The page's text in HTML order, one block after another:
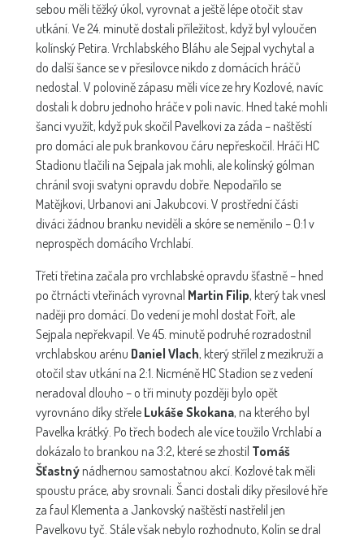
sebou měli těžký úkol, vyrovnat a ještě lépe otočit stav
utkání. Ve 24. minutě dostali příležitost, když byl vyloučen
kolínský Petira. Vrchlabského Bláhu ale Sejpal vychytal a
do další šance se v přesilovce nikdo z domácích hráčů
nedostal. V polovině zápasu měli více ze hry Kozlové, navíc
dostali k dobru jednoho hráče v poli navíc. Hned také mohli
šanci využít, když puk skočil Pavelkovi za záda – naštěstí
pro domácí ale puk brankovou čáru nepřeskočil. Hráči HC
Stadionu tlačili na Sejpala jak mohli, ale kolínský gólman
chránil svoji svatyni opravdu dobře. Nepodařilo se
Matějkovi, Urbanovi ani Jakubcovi. V prostřední části
diváci žádnou branku neviděli a skóre se neměnilo – 0:1 v
neprospěch domácího Vrchlabí.
Třetí třetina začala pro vrchlabské opravdu šťastně – hned
po čtrnácti vteřinách vyrovnal Martin Filip, který tak vnesl
naději pro domácí. Do vedení je mohl dostat Fořt, ale
Sejpala nepřekvapil. Ve 45. minutě podruhé rozradostnil
vrchlabskou arénu Daniel Vlach, který střílel z mezikruží a
otočil stav utkání na 2:1. Nicméně HC Stadion se z vedení
neradoval dlouho – o tři minuty později bylo opět
vyrovnáno díky střele Lukáše Skokana, na kterého byl
Pavelka krátký. Po třech bodech ale více toužilo Vrchlabí a
dokázalo to brankou na 3:2, které se zhostil Tomáš
Šťastný nádhernou samostatnou akcí. Kozlové tak měli
spoustu práce, aby srovnali. Šanci dostali díky přesilové hře
za faul Klementa a Jankovský naštěstí nastřelil jen
Pavelkovu tyč. Stále však nebylo rozhodnuto, Kolín se dral